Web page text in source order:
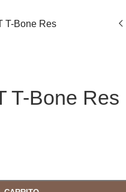
T-Bone Res
T-Bone Res